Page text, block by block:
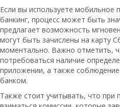
Если вы используете мобильное
банкинг, процесс может быть
предлагает возможность
могут быть зачислены на карту
моментально. Важно отметить,
потребоваться наличие
приложении, а также
банком.
Также стоит учитывать, что при